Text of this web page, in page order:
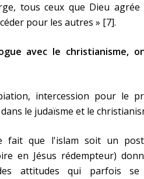
tous ceux que Dieu
pour les autres » [7].
avec le christianisme,
intercession pour le
le judaïsme et le
fait que l'islam soit un
en Jésus rédempteur)
attitudes qui parfois se